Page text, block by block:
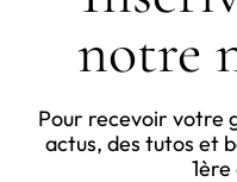
notre
Pour recevoir votre
actus, des tutos et